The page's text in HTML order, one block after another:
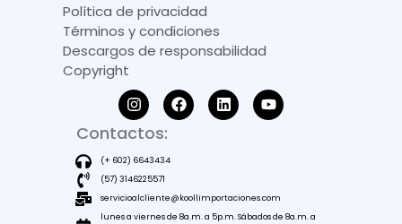
Política de privacidad
Términos y condiciones
Descargos de responsabilidad
Copyright
Contactos:
(+ 602) 6643434
(57) 3146225571
servicioalcliente@koollimportaciones.com
lunes a viernes de 8a.m. a 5p.m. Sábados de 8a.m. a